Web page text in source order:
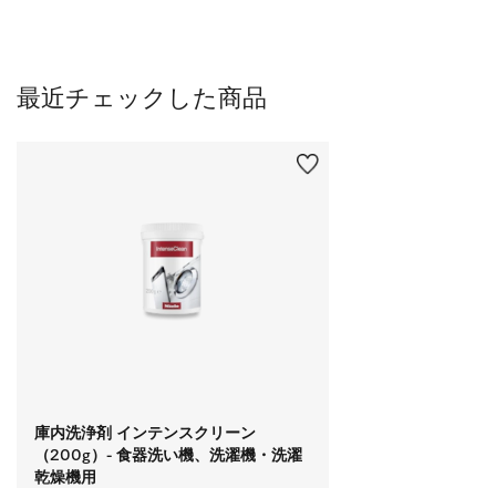
最近チェックした商品
庫内洗浄剤 インテンスクリーン
（200g）- 食器洗い機、洗濯機・洗濯
乾燥機用